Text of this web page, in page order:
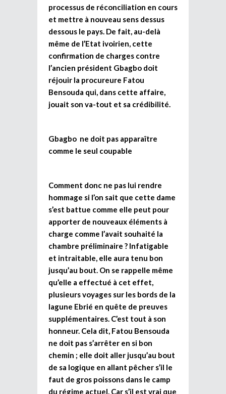
processus de réconciliation en cours
et mettre à nouveau sens dessus
dessous le pays. De fait, au-delà
même de l’Etat ivoirien, cette
confirmation de charges contre
l’ancien président Gbagbo doit
réjouir la procureure Fatou
Bensouda qui, dans cette affaire,
jouait son va-tout et sa crédibilité.
Gbagbo ne doit pas apparaître
comme le seul coupable
Comment donc ne pas lui rendre
hommage si l’on sait que cette dame
s’est battue comme elle peut pour
apporter de nouveaux éléments à
charge comme l’avait souhaité la
chambre préliminaire ? Infatigable
et intraitable, elle aura tenu bon
jusqu’au bout. On se rappelle même
qu’elle a effectué à cet effet,
plusieurs voyages sur les bords de la
lagune Ebrié en quête de preuves
supplémentaires. C’est tout à son
honneur. Cela dit, Fatou Bensouda
ne doit pas s’arrêter en si bon
chemin ; elle doit aller jusqu’au bout
de sa logique en allant pêcher s’il le
faut de gros poissons dans le camp
du régime actuel. Car s’il est vrai que